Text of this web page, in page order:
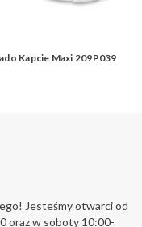
Kapcie Maxi 209P039
Jesteśmy otwarci od
oraz w soboty 10:00-